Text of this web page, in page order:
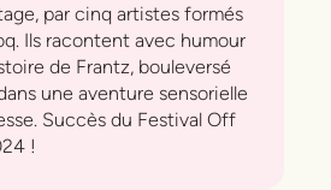
par cinq artistes formés
Ils racontent avec humour
de Frantz, bouleversé
une aventure sensorielle
Succès du Festival Off
!